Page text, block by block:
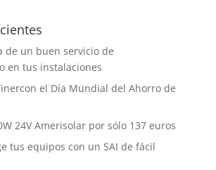
de un buen servicio de
en tus instalaciones
el Día Mundial del Ahorro de
24V Amerisolar por sólo 137 euros
tus equipos con un SAI de fácil